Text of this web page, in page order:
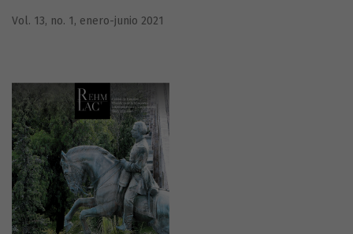
Vol. 13, no. 1, enero-junio 2021